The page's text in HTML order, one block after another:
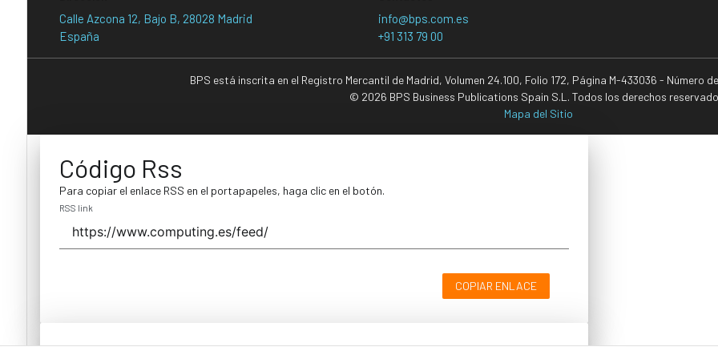
Calle Azcona 12, Bajo B, 28028 Madrid
España
info@bps.com.es
+91 313 79 00
BPS está inscrita en el Registro Mercantil de Madrid, Volumen 24.100, Folio 172, Página M-433036 - Número
© 2026 BPS Business Publications Spain S.L. Todos los derechos
Mapa del Sitio
Código Rss
Para copiar el enlace RSS en el portapapeles, haga clic en el botón.
RSS link
COPIAR ENLACE